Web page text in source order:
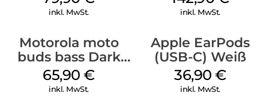
inkl. MwSt. inkl. MwSt.
Motorola moto
buds bass Dark
Shadow
65,90€
inkl. MwSt.
Apple EarPods
(USB-C) Weiß
36,90€
inkl. MwSt.